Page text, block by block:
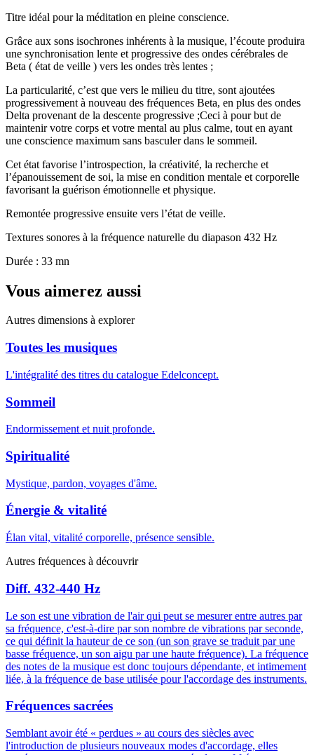
Titre idéal pour la méditation en pleine conscience.
Grâce aux sons isochrones inhérents à la musique, l’écoute produira
une synchronisation lente et progressive des ondes cérébrales de
Beta ( état de veille ) vers les ondes très lentes ;
La particularité, c’est que vers le milieu du titre, sont ajoutées
progressivement à nouveau des fréquences Beta, en plus des ondes
Delta provenant de la descente progressive ;Ceci à pour but de
maintenir votre corps et votre mental au plus calme, tout en ayant
une conscience maximum sans basculer dans le sommeil.
Cet état favorise l’introspection, la créativité, la recherche et
l’épanouissement de soi, la mise en condition mentale et corporelle
favorisant la guérison émotionnelle et physique.
Remontée progressive ensuite vers l’état de veille.
Textures sonores à la fréquence naturelle du diapason 432 Hz
Durée : 33 mn
Vous aimerez aussi
Autres dimensions à explorer
Toutes les musiques
L'intégralité des titres du catalogue Edelconcept.
Sommeil
Endormissement et nuit profonde.
Spiritualité
Mystique, pardon, voyages d'âme.
Énergie & vitalité
Élan vital, vitalité corporelle, présence sensible.
Autres fréquences à découvrir
Diff. 432-440 Hz
Le son est une vibration de l'air qui peut se mesurer entre autres par
sa fréquence, c'est-à-dire par son nombre de vibrations par seconde,
ce qui définit la hauteur de ce son (un son grave se traduit par une
basse fréquence, un son aigu par une haute fréquence). La fréquence
des notes de la musique est donc toujours dépendante, et intimement
liée, à la fréquence de base utilisée pour l'accordage des instruments.
Fréquences sacrées
Semblant avoir été « perdues » au cours des siècles avec
l'introduction de plusieurs nouveaux modes d'accordage, elles